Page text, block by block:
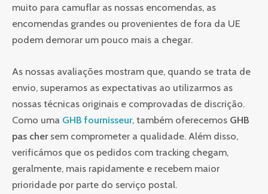
muito para camuflar as nossas encomendas, as
encomendas grandes ou provenientes de fora da UE
podem demorar um pouco mais a chegar.
As nossas avaliações mostram que, quando se trata de
envio, superamos as expectativas ao utilizarmos as
nossas técnicas originais e comprovadas de discrição.
Como uma GHB fournisseur, também oferecemos GHB
pas chersem comprometer a qualidade. Além disso,
verificámos que os pedidos com tracking chegam,
geralmente, mais rapidamente e recebem maior
prioridade por parte do serviço postal.